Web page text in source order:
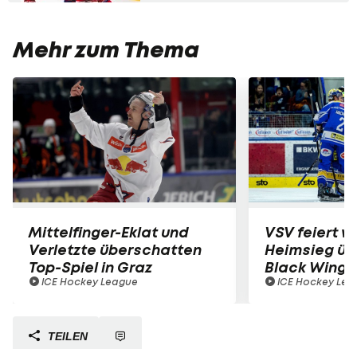
Mehr zum Thema
Mittelfinger-Eklat und
Verletzte überschatten
Top-Spiel in Graz
ICE Hockey League
VSV feiert
Heimsieg
Black Wings
ICE Hockey
TEILEN